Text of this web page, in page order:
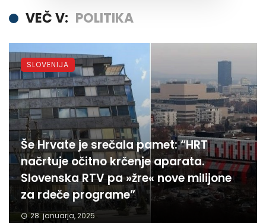
VEČ V: POLITIKA
Še Hrvate je srečala pamet: “HRT
načrtuje očitno krčenje aparata.
Slovenska RTV pa »žre« nove milijone
za rdeče programe”
28. januarja, 2025
SLOVENIJA